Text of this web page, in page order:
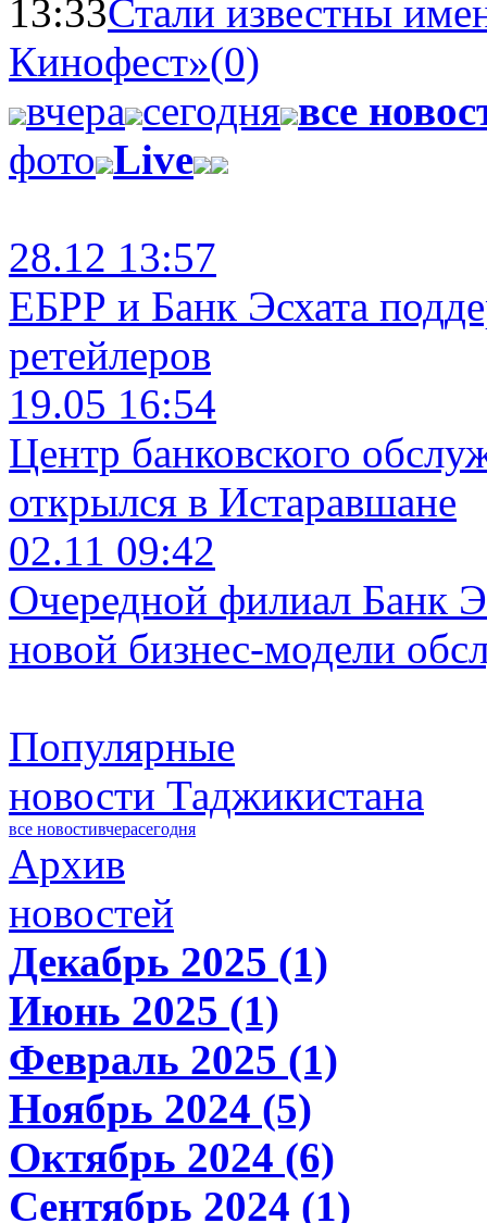
13:33Стали известны
Кинофест»(0)
вчера сегодня все
фото Live
28.12 13:57
ЕБРР и Банк Эсхата
ретейлеров
19.05 16:54
Центр банковского
открылся в Истаравшане
02.11 09:42
Очередной филиал Банк
новой бизнес-модели
Популярные
новости Таджикистана
все новостивчерасегодня
Архив
новостей
Декабрь 2025 (1)
Июнь 2025 (1)
Февраль 2025 (1)
Ноябрь 2024 (5)
Октябрь 2024 (6)
Сентябрь 2024 (1)